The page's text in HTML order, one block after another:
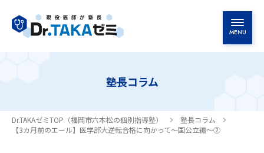
MENU
中学生コース
塾長コラム
Dr.TAKAゼミTOP（福岡市六本松の個別指導塾）
塾長コラム
【3カ月前のエール】医学部大逆転合格に向かって～国公立編～②